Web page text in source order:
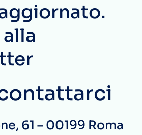
61 – 00199 Roma